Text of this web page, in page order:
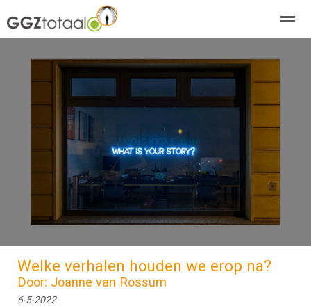
over GGZTotaal abonneren agenda adverteren
Zoeken
Welke verhalen houden we erop na?
Door: Joanne van Rossum
6-5-2022